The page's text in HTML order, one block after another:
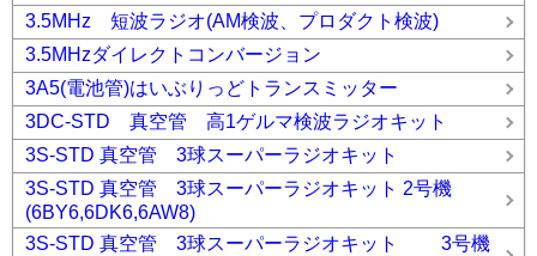
3.5MHz 短波ラジオ(AM検波、プロダクト検波)
3.5MHzダイレクトコンバージョン
3A5(電池管)はいぶりっどトランスミッター
3DC-STD 真空管 高1ゲルマ検波ラジオキット
3S-STD 真空管 3球スーパーラジオキット
3S-STD 真空管 3球スーパーラジオキット 2号機
(6BY6,6DK6,6AW8)
3S-STD 真空管 3球スーパーラジオキット 3号機